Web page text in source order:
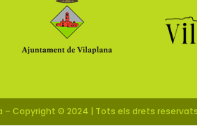
– Copyright © 2024 | Tots els drets